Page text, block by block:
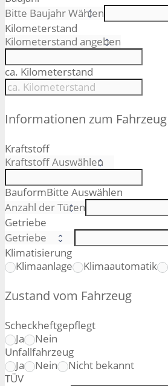
Kilometerstand
ca. Kilometerstand
Informationen zum Fahrzeug
Kraftstoff
BauformBitte Auswählen
Getriebe
Klimatisierung
Klimaanlage
Klimaautomatik
Zustand vom Fahrzeug
Scheckheftgepflegt
Ja
Nein
Unfallfahrzeug
Ja
Nein
Nicht bekannt
TÜV